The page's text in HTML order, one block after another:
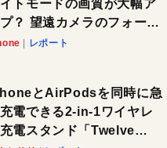
トモードの画質が大幅ア
？ 望遠カメラのフォーカ
さらにシャープに？
レポート
とAirPodsを同時に急
電できる2-in-1ワイヤレ
電スタンド「Twelve